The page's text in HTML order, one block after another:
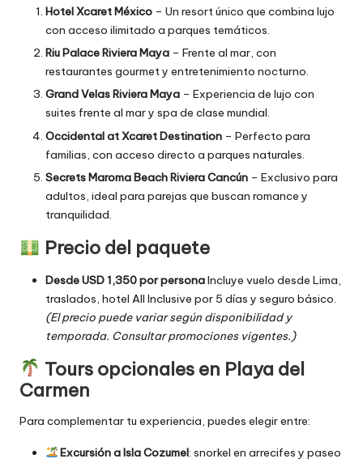
Hotel Xcaret México – Un resort único que combina lujo
con acceso ilimitado a parques temáticos.
Riu Palace Riviera Maya – Frente al mar, con
restaurantes gourmet y entretenimiento nocturno.
Grand Velas Riviera Maya – Experiencia de lujo con
suites frente al mar y spa de clase mundial.
Occidental at Xcaret Destination – Perfecto para
familias, con acceso directo a parques naturales.
Secrets Maroma Beach Riviera Cancún – Exclusivo para
adultos, ideal para parejas que buscan romance y
tranquilidad.
Precio del paquete
Desde USD 1,350 por personaIncluye vuelo desde Lima,
traslados, hotel All Inclusive por 5 días y seguro básico.
(El precio puede variar según disponibilidad y
temporada. Consultar promociones vigentes.)
Tours opcionales en Playa del
Carmen
Para complementar tu experiencia, puedes elegir entre:
Excursión a Isla Cozumel: snorkel en arrecifes y paseo